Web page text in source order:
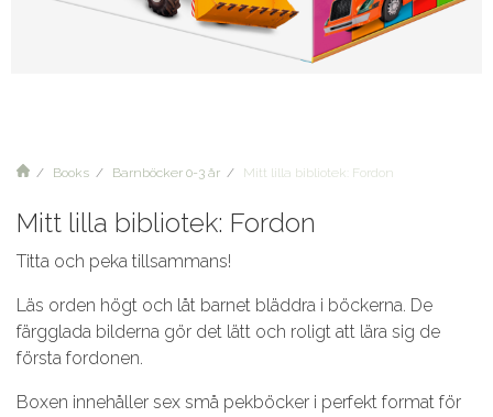
Books Barnböcker 0-3 år Mitt lilla bibliotek: Fordon
Mitt lilla bibliotek: Fordon
Titta och peka tillsammans!
Läs orden högt och låt barnet bläddra i böckerna. De
färgglada bilderna gör det lätt och roligt att lära sig de
första fordonen.
Boxen innehåller sex små pekböcker i perfekt format för